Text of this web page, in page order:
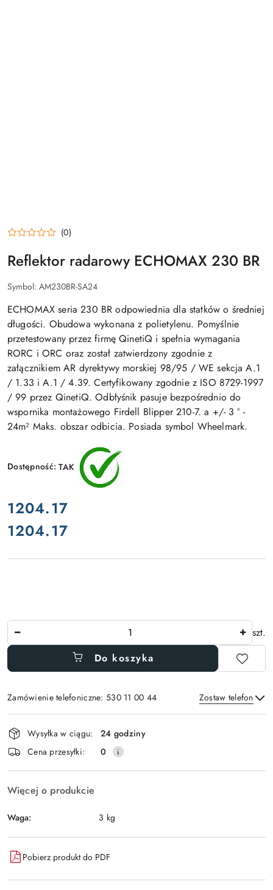
(0)
Reflektor radarowy ECHOMAX 230 BR
Symbol: AM230BR-SA24
ECHOMAX seria 230 BR odpowiednia dla statków o średniej
długości. Obudowa wykonana z polietylenu. Pomyślnie
przetestowany przez firmę QinetiQ i spełnia wymagania
RORC i ORC oraz został zatwierdzony zgodnie z
załącznikiem AR dyrektywy morskiej 98/95 / WE sekcja A.1
/ 1.33 i A.1 / 4.39. Certyfikowany zgodnie z ISO 8729-1997
/ 99 przez QinetiQ. Odbłyśnik pasuje bezpośrednio do
wspornika montażowego Firdell Blipper 210-7. a +/- 3 ° -
24m² Maks. obszar odbicia. Posiada symbol Wheelmark.
Dostępność:TAK
cena:
1204.17
Cena:
1204.17
szt.
Do koszyka
Zamówienie telefoniczne: 530 11 00 44 Zostaw telefon
Wyślij
Dostępność
i
dostawa
Wysyłka w ciągu:
24 godziny
Cena przesyłki:
0
Więcej o produkcie
Waga: 3 kg
Pobierz produkt do PDF